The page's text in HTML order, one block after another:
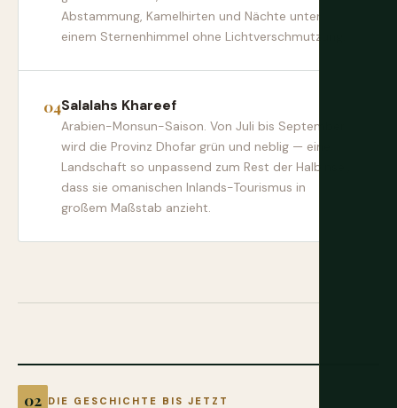
Abstammung, Kamelhirten und Nächte unter
einem Sternenhimmel ohne Lichtverschmutzung.
Salalahs Khareef
Arabien-Monsun-Saison. Von Juli bis September
wird die Provinz Dhofar grün und neblig — eine
Landschaft so unpassend zum Rest der Halbinsel,
dass sie omanischen Inlands-Tourismus in
großem Maßstab anzieht.
DIE GESCHICHTE BIS JETZT